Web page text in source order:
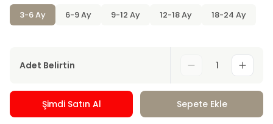
3-6 Ay 6-9 Ay 9-12 Ay 12-18 Ay 18-24 Ay
Adet Belirtin 1
Şimdi Satın Al Sepete Ekle